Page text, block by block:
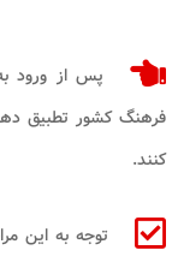
پس از ورود
فرهنگ کشور تطبیق
کنند.
توجه به این